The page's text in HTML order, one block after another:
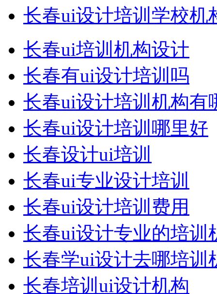
长春ui设计培训学校机
长春ui培训机构设计
长春有ui设计培训吗
长春ui设计培训机构有
长春ui设计培训哪里好
长春设计ui培训
长春ui专业设计培训
长春ui设计培训费用
长春ui设计专业的培训
长春学ui设计去哪培训
长春培训ui设计机构